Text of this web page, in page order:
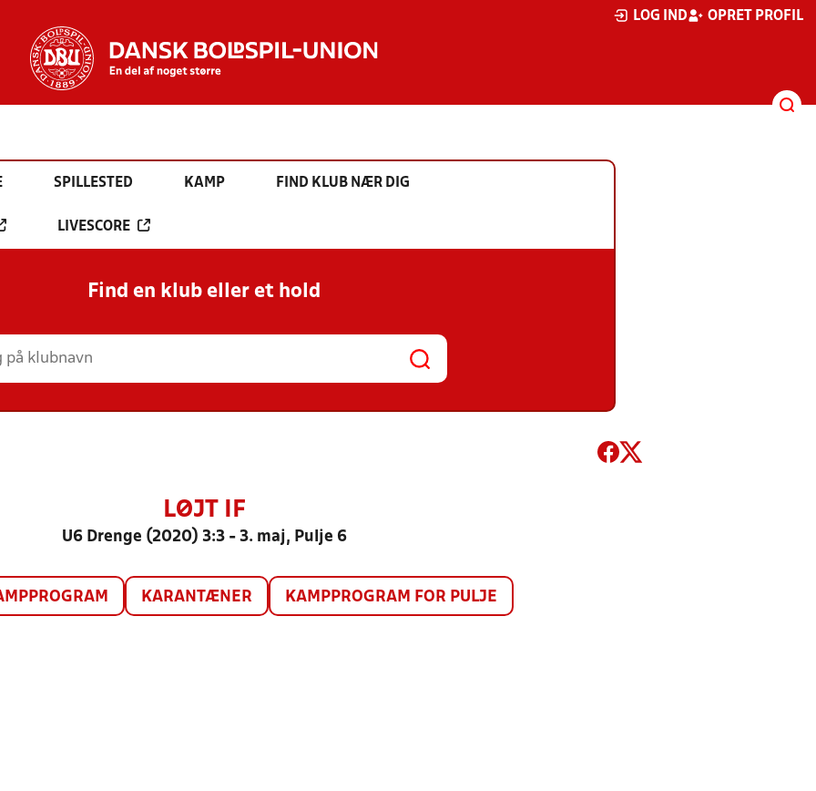
LOG IND OPRET PROFIL
SPILLESTED KAMP FIND KLUB NÆR DIG
LIVESCORE
Find en klub eller et hold
LØJT IF
U6 Drenge (2020) 3:3 - 3. maj, Pulje 6
KARANTÆNER KAMPPROGRAM FOR PULJE